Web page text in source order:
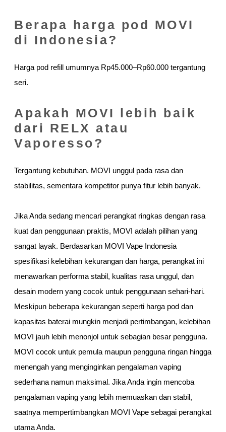
Berapa harga pod MOVI
di Indonesia?
Harga pod refill umumnya Rp45.000–Rp60.000 tergantung
seri.
Apakah MOVI lebih baik
dari RELX atau
Vaporesso?
Tergantung kebutuhan. MOVI unggul pada rasa dan
stabilitas, sementara kompetitor punya fitur lebih banyak.
Jika Anda sedang mencari perangkat ringkas dengan rasa
kuat dan penggunaan praktis, MOVI adalah pilihan yang
sangat layak. Berdasarkan MOVI Vape Indonesia
spesifikasi kelebihan kekurangan dan harga, perangkat ini
menawarkan performa stabil, kualitas rasa unggul, dan
desain modern yang cocok untuk penggunaan sehari-hari.
Meskipun beberapa kekurangan seperti harga pod dan
kapasitas baterai mungkin menjadi pertimbangan, kelebihan
MOVI jauh lebih menonjol untuk sebagian besar pengguna.
MOVI cocok untuk pemula maupun pengguna ringan hingga
menengah yang menginginkan pengalaman vaping
sederhana namun maksimal. Jika Anda ingin mencoba
pengalaman vaping yang lebih memuaskan dan stabil,
saatnya mempertimbangkan MOVI Vape sebagai perangkat
utama Anda.